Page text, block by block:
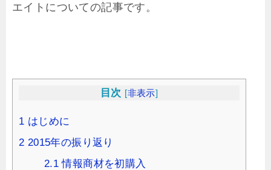
エイトについての記事です。
目次 [非表示]
1 はじめに
2 2015年の振り返り
2.1 情報商材を初購入